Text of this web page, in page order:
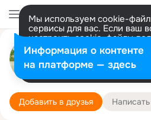
Мы используем cookie-
сервисы для вас. Если ваш
настроить cookie-файлы
представитель. Больше
Разрешить все
игорь
Кишинёв 3
Подробнее
Добавить в друзья Написать
Информация о контенте
на платформе — здесь